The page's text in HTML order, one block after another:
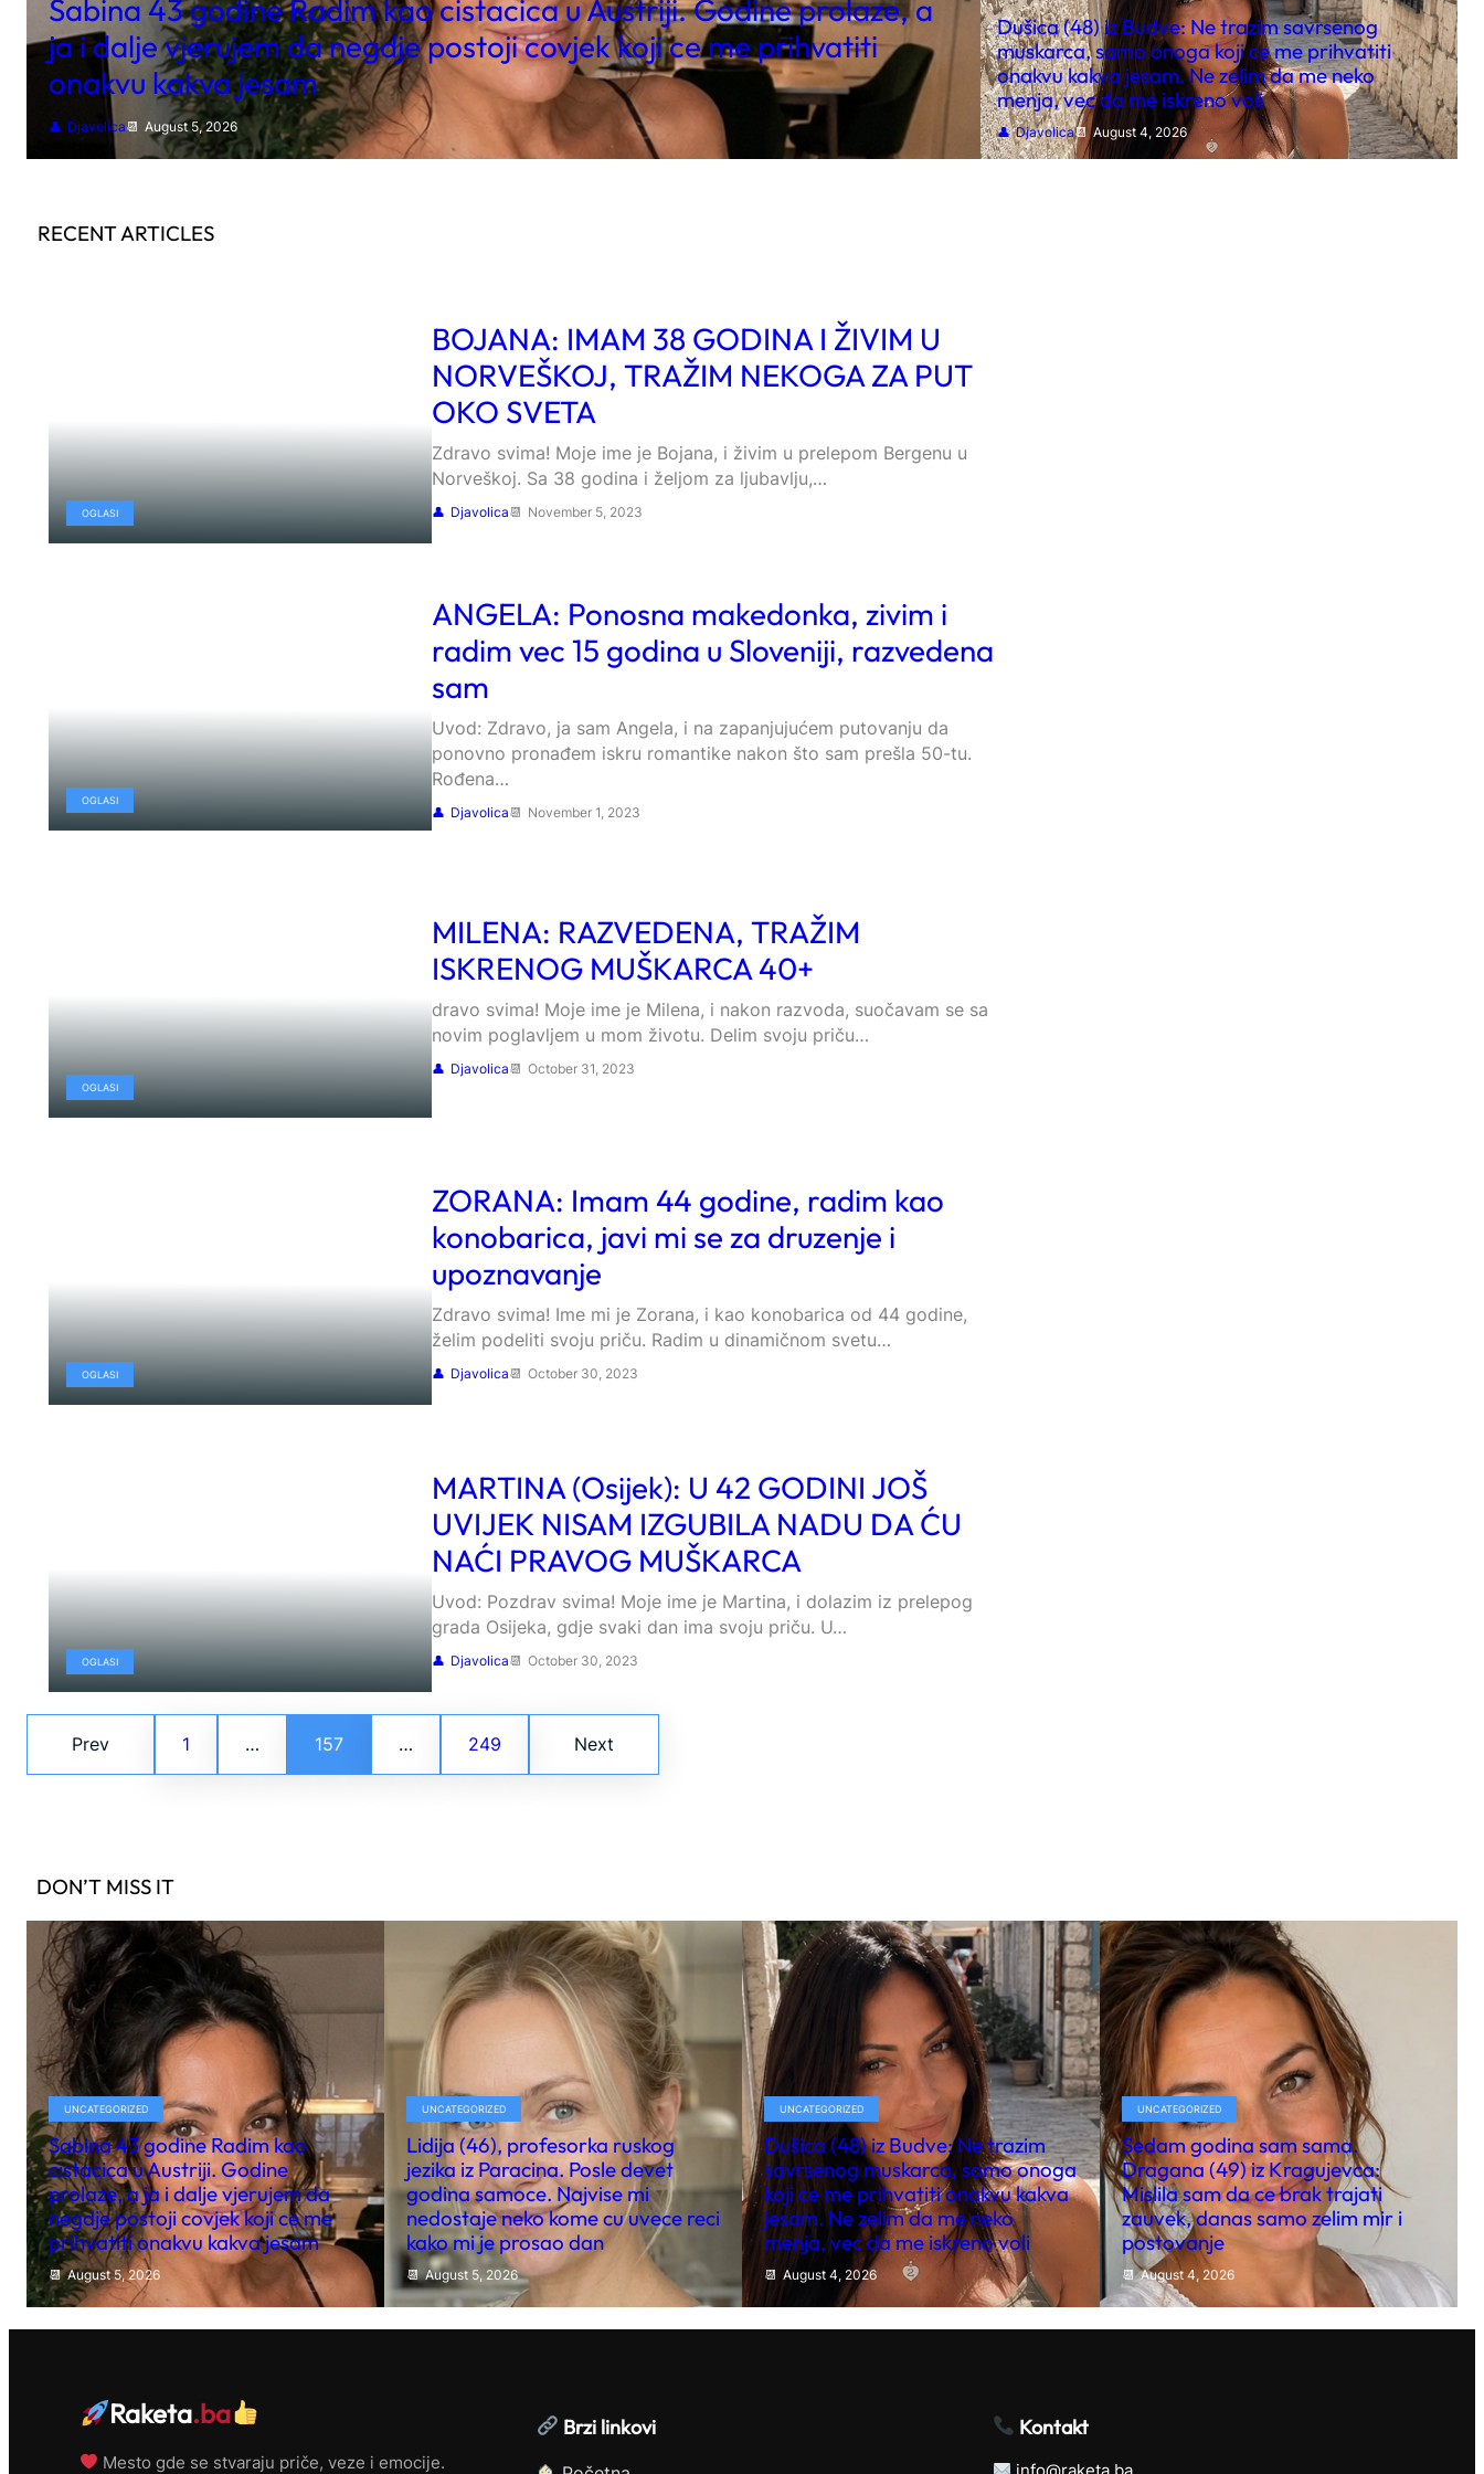
Sabina 43 godine Radim kao cistacica u Austriji. Godine prolaze, a
ja i dalje vjerujem da negdje postoji covjek koji ce me prihvatiti
onakvu kakva jesam
Djavolica August 5, 2026
Dušica (48) iz Budve: Ne trazim savrsenog
muskarca, samo onoga koji ce me prihvatiti
onakvu kakva jesam. Ne zelim da me neko
menja, vec da me iskreno voli
Djavolica August 4, 2026
RECENT ARTICLES
OGLASI
BOJANA: IMAM 38 GODINA I ŽIVIM U
NORVEŠKOJ, TRAŽIM NEKOGA ZA PUT
OKO SVETA
Zdravo svima! Moje ime je Bojana, i živim u prelepom Bergenu u
Norveškoj. Sa 38 godina i željom za ljubavlju,…
Djavolica November 5, 2023
OGLASI
ANGELA: Ponosna makedonka, zivim i
radim vec 15 godina u Sloveniji, razvedena
sam
Uvod: Zdravo, ja sam Angela, i na zapanjujućem putovanju da
ponovno pronađem iskru romantike nakon što sam prešla 50-tu.
Rođena…
Djavolica November 1, 2023
OGLASI
MILENA: RAZVEDENA, TRAŽIM
ISKRENOG MUŠKARCA 40+
dravo svima! Moje ime je Milena, i nakon razvoda, suočavam se sa
novim poglavljem u mom životu. Delim svoju priču…
Djavolica October 31, 2023
OGLASI
ZORANA: Imam 44 godine, radim kao
konobarica, javi mi se za druzenje i
upoznavanje
Zdravo svima! Ime mi je Zorana, i kao konobarica od 44 godine,
želim podeliti svoju priču. Radim u dinamičnom svetu…
Djavolica October 30, 2023
OGLASI
MARTINA (Osijek): U 42 GODINI JOŠ
UVIJEK NISAM IZGUBILA NADU DA ĆU
NAĆI PRAVOG MUŠKARCA
Uvod: Pozdrav svima! Moje ime je Martina, i dolazim iz prelepog
grada Osijeka, gdje svaki dan ima svoju priču. U…
Djavolica October 30, 2023
Prev 1 … 157 … 249 Next
DON’T MISS IT
UNCATEGORIZED
Sabina 43 godine Radim kao
cistacica u Austriji. Godine
prolaze, a ja i dalje vjerujem da
negdje postoji covjek koji ce me
prihvatiti onakvu kakva jesam
August 5, 2026
UNCATEGORIZED
Lidija (46), profesorka ruskog
jezika iz Paracina. Posle devet
godina samoce. Najvise mi
nedostaje neko kome cu uvece reci
kako mi je prosao dan
August 5, 2026
UNCATEGORIZED
Dušica (48) iz Budve: Ne trazim
savrsenog muskarca, samo onoga
koji ce me prihvatiti onakvu kakva
jesam. Ne zelim da me neko
menja, vec da me iskreno voli
August 4, 2026
UNCATEGORIZED
Sedam godina sam sama.
Dragana (49) iz Kragujevca:
Mislila sam da ce brak trajati
zauvek, danas samo zelim mir i
postovanje
August 4, 2026
Raketa.ba
Mesto gde se stvaraju priče, veze i emocije.
Brzi linkovi Kontakt
info@raketa.ba